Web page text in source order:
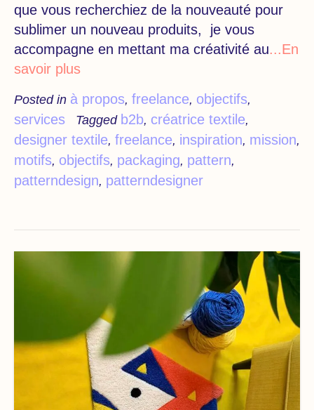
que vous recherchiez de la nouveauté pour
sublimer un nouveau produits, je vous
accompagne en mettant ma créativité au...En
savoir plus
Posted in à propos, freelance, objectifs,
services Tagged b2b, créatrice textile,
designer textile, freelance, inspiration, mission,
motifs, objectifs, packaging, pattern,
patterndesign, patterndesigner